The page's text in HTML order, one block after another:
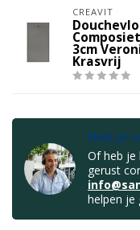
CREAVIT
3cm
Krasvrij
Heb je
Of heb je
gerust
helpen je